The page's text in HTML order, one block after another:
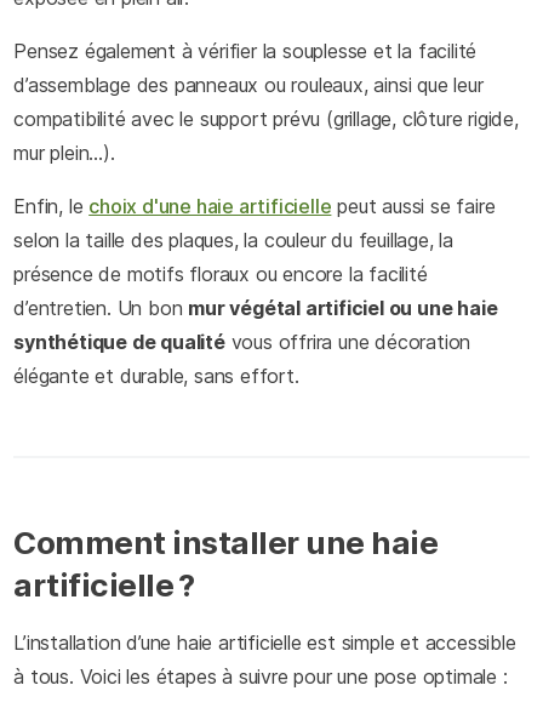
Pensez également à vérifier la souplesse et la facilité
d’assemblage des panneaux ou rouleaux, ainsi que leur
compatibilité avec le support prévu (grillage, clôture rigide,
mur plein…).
Enfin, le choix d'une haie artificielle peut aussi se faire
selon la taille des plaques, la couleur du feuillage, la
présence de motifs floraux ou encore la facilité
d’entretien. Un bon mur végétal artificiel ou une haie
synthétique de qualitévous offrira une décoration
élégante et durable, sans effort.
Comment installer une haie
artificielle ?
L’installation d’une haie artificielle est simple et accessible
à tous. Voici les étapes à suivre pour une pose optimale :